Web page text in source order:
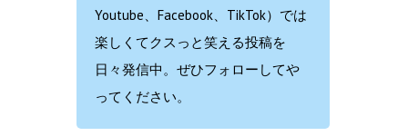
Youtube、Facebook、TikTok）では
楽しくてクスっと笑える投稿を
日々発信中。ぜひフォローしてや
ってください。